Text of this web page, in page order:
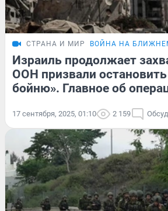
СТРАНА И МИР ВОЙНА НА
Израиль продолжает
ООН призвали остановить
бойню». Главное об
17 сентября, 2025, 01:10 2 159